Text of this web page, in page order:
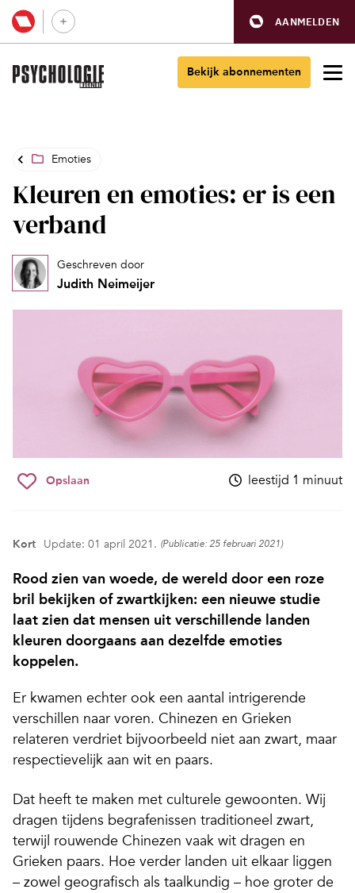
AANMELDEN
Bekijk abonnementen
Emoties
Kleuren en emoties: er is een
verband
Geschreven door
Judith Neimeijer
Opslaan leestijd 1 minuut
Kort Update: 01 april 2021. (Publicatie: 25 februari 2021)
Rood zien van woede, de wereld door een roze
bril bekijken of zwartkijken: een nieuwe studie
laat zien dat mensen uit verschillende landen
kleuren doorgaans aan dezelfde emoties
koppelen.
Er kwamen echter ook een aantal intrigerende
verschillen naar voren. Chinezen en Grieken
relateren verdriet bijvoorbeeld niet aan zwart, maar
respectievelijk aan wit en paars.
Dat heeft te maken met culturele gewoonten. Wij
dragen tijdens begrafenissen traditioneel zwart,
terwijl rouwende Chinezen vaak wit dragen en
Grieken paars. Hoe verder landen uit elkaar liggen
– zowel geografisch als taalkundig – hoe groter de